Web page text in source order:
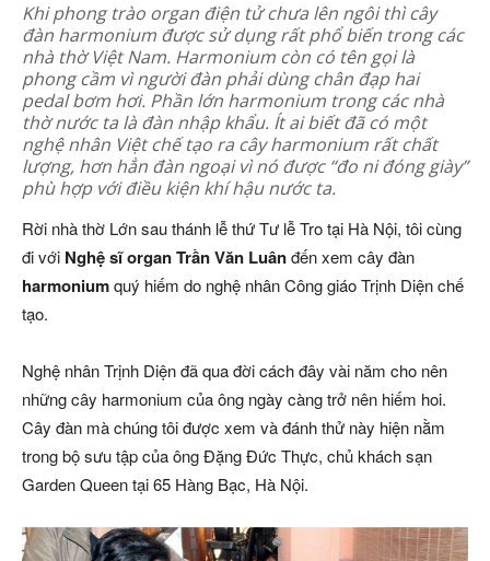
Khi phong trào organ điện tử chưa lên ngôi thì cây
đàn harmonium được sử dụng rất phổ biến trong các
nhà thờ Việt Nam. Harmonium còn có tên gọi là
phong cầm vì người đàn phải dùng chân đạp hai
pedal bơm hơi. Phần lớn harmonium trong các nhà
thờ nước ta là đàn nhập khẩu. Ít ai biết đã có một
nghệ nhân Việt chế tạo ra cây harmonium rất chất
lượng, hơn hẳn đàn ngoại vì nó được “đo ni đóng giày”
phù hợp với điều kiện khí hậu nước ta.
Rời nhà thờ Lớn sau thánh lễ thứ Tư lễ Tro tại Hà Nội, tôi cùng
đi với Nghệ sĩ organ Trần Văn Luânđến xem cây đàn
harmoniumquý hiếm do nghệ nhân Công giáo Trịnh Diện chế
tạo.
Nghệ nhân Trịnh Diện đã qua đời cách đây vài năm cho nên
những cây harmonium của ông ngày càng trở nên hiếm hoi.
Cây đàn mà chúng tôi được xem và đánh thử này hiện nằm
trong bộ sưu tập của ông Đặng Đức Thực, chủ khách sạn
Garden Queen tại 65 Hàng Bạc, Hà Nội.